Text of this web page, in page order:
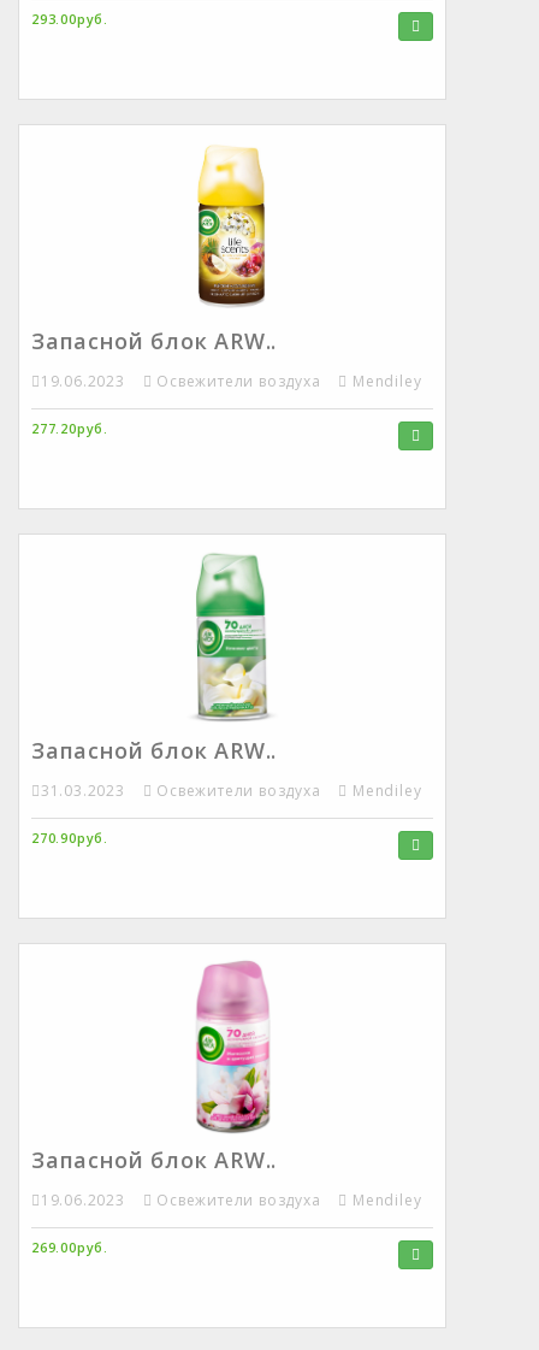
293.00руб.
Запасной блок ARW..
19.06.2023 Освежители воздуха Mendiley
277.20руб.
Запасной блок ARW..
31.03.2023 Освежители воздуха Mendiley
270.90руб.
Запасной блок ARW..
19.06.2023 Освежители воздуха Mendiley
269.00руб.